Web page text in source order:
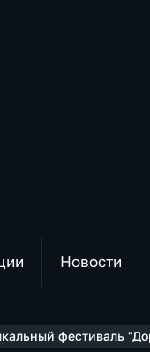
Новости
фестиваль